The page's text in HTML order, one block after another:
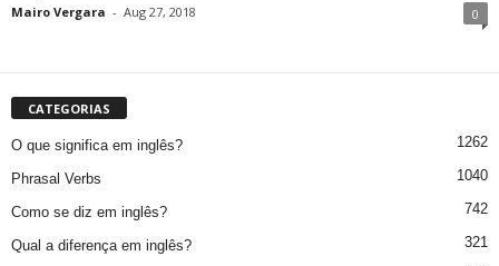
Mairo Vergara - Aug 27, 2018 0
CATEGORIAS
O que significa em inglês? 1262
Phrasal Verbs 1040
Como se diz em inglês? 742
Qual a diferença em inglês? 321